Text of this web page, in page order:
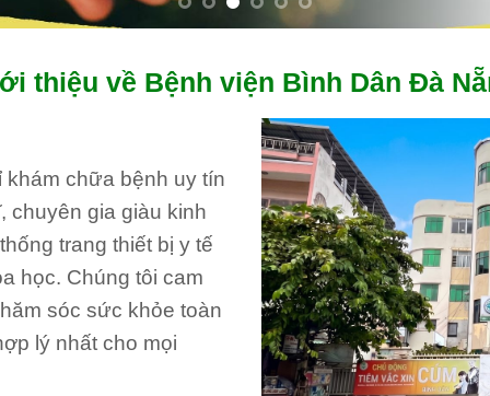
thiệu về Bệnh viện Bình Dân Đà
chữa bệnh uy tín
chuyên gia giàu kinh
trang thiết bị y tế
học. Chúng tôi cam
sóc sức khỏe toàn
lý nhất cho mọi